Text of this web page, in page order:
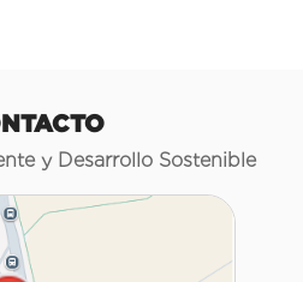
y Desarrollo Sostenible